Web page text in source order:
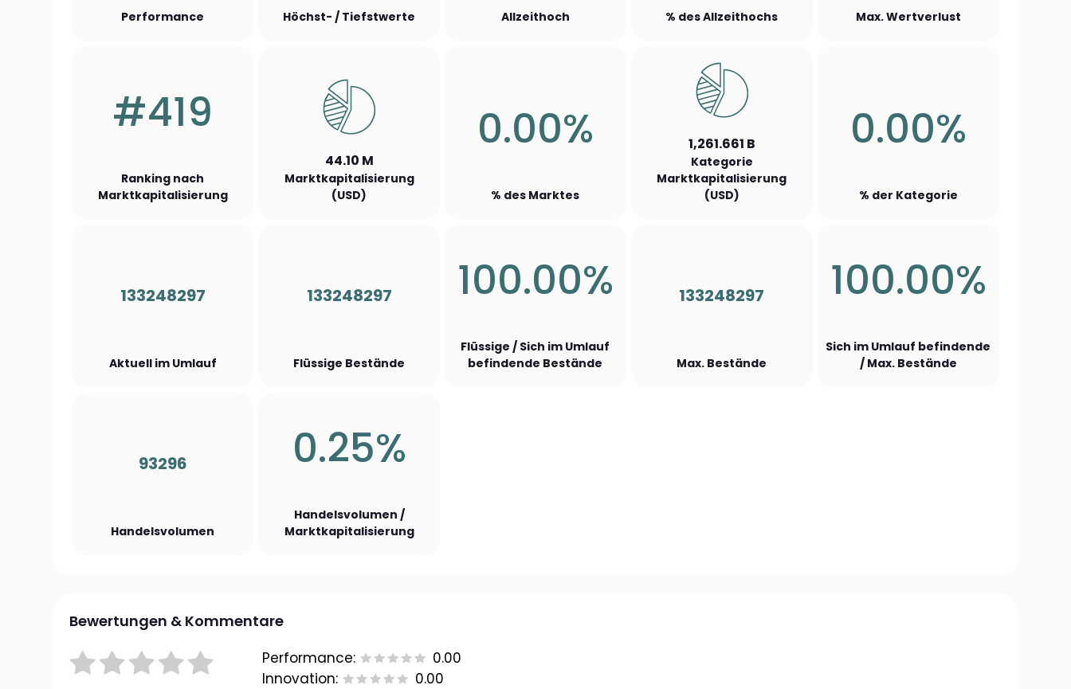
Performance Höchst- / Tiefstwerte Allzeithoch % des Allzeithochs Max. Wertverlust
#419
Ranking nach
Marktkapitalisierung
44.10 M
Marktkapitalisierung
(USD)
0.00%
% des Marktes
1,261.661 B
Kategorie
Marktkapitalisierung
(USD)
0.00%
% der Kategorie
133248297
Aktuell im Umlauf
133248297
Flüssige Bestände
100.00%
Flüssige / Sich im Umlauf
befindende Bestände
133248297
Max. Bestände
100.00%
Sich im Umlauf befindende
/ Max. Bestände
93296
Handelsvolumen
0.25%
Handelsvolumen /
Marktkapitalisierung
Bewertungen & Kommentare
Performance:
0.00
Innovation:
0.00